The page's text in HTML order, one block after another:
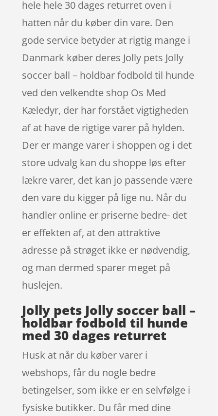
hele hele 30 dages returret oven i
hatten når du køber din vare. Den
gode service betyder at rigtig mange i
Danmark køber deres Jolly pets Jolly
soccer ball – holdbar fodbold til hunde
ved den velkendte shop Os Med
Kæledyr, der har forstået vigtigheden
af at have de rigtige varer på hylden.
Der er mange varer i shoppen og i det
store udvalg kan du shoppe løs efter
lækre varer, det kan jo passende være
den vare du kigger på lige nu. Når du
handler online er priserne bedre- det
er effekten af, at den attraktive
adresse på strøget ikke er nødvendig,
og man dermed sparer meget på
huslejen.
Jolly pets Jolly soccer ball –
holdbar fodbold til hunde
med 30 dages returret
Husk at når du køber varer i
webshops, får du nogle bedre
betingelser, som ikke er en selvfølge i
fysiske butikker. Du får med dine